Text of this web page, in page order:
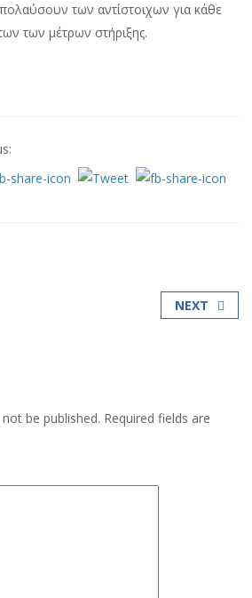
των αντίστοιχων για κάθε
των μέτρων στήριξης.
NEXT
be published. Required fields are